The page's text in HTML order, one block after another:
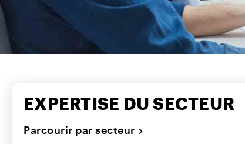
EXPERTISE DU SECTEUR
Parcourir par secteur